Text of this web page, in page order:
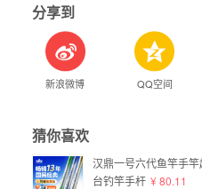
分享到
新浪微博 QQ空间
猜你喜欢
汉鼎一号六代鱼竿手
台钓竿手杆 ¥ 80.11